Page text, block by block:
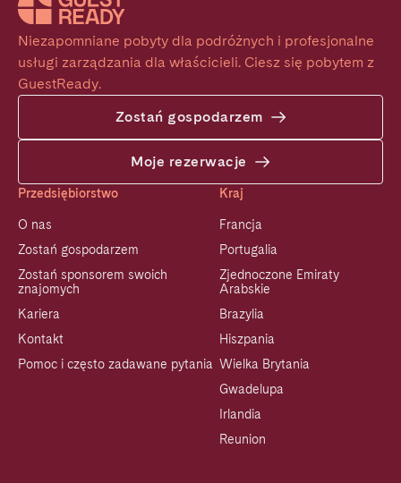
Niezapomniane pobyty dla podróżnych i profesjonalne
usługi zarządzania dla właścicieli. Ciesz się pobytem z
GuestReady.
Zostań gospodarzem
Moje rezerwacje
Przedsiębiorstwo
O nas
Zostań gospodarzem
Zostań sponsorem swoich
znajomych
Kariera
Kontakt
Pomoc i często zadawane pytania
Kraj
Francja
Portugalia
Zjednoczone Emiraty
Arabskie
Brazylia
Hiszpania
Wielka Brytania
Gwadelupa
Irlandia
Reunion